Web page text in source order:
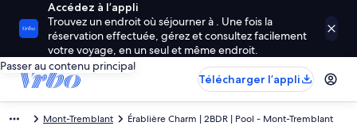
Accédez à l’appli
Trouvez un endroit où séjourner à . Une fois la
réservation effectuée, gérez et consultez facilement
votre voyage, en un seul et même endroit.
Passer au contenu principal
Télécharger l’appli
Mont-Tremblant Érablière Charm | 2BDR | Pool - Mont-Tremblant